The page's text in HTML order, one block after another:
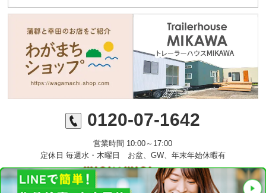
0120-07-1642
営業時間 10:00～17:00
定休日 毎週水・木曜日 お盆、GW、年末年始休暇有